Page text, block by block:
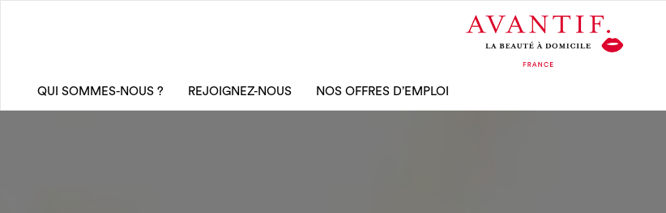
QUI SOMMES-NOUS ? REJOIGNEZ-NOUS NOS OFFRES D’EMPLOI